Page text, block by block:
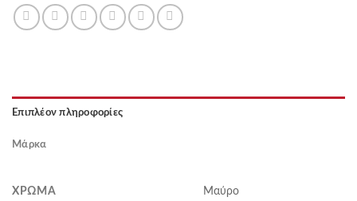
Επιπλέον πληροφορίες
Μάρκα
ΧΡΏΜΑ Μαύρο